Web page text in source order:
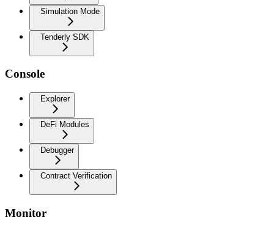
Simulation Mode
Tenderly SDK
Console
Explorer
DeFi Modules
Debugger
Contract Verification
Monitor